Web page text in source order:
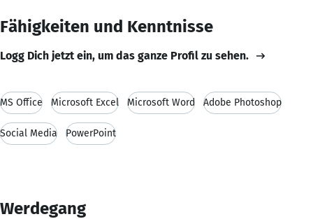
Fähigkeiten und Kenntnisse
Logg Dich jetzt ein, um das ganze Profil zu sehen.
MS Office Microsoft Excel Microsoft Word Adobe Photoshop
Social Media PowerPoint
Werdegang